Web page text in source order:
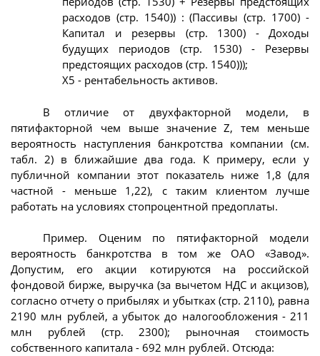
расходов (стр. 1540)) : (Пассивы (стр. 1700) -
Капитал и резервы (стр. 1300) - Доходы
будущих периодов (стр. 1530) - Резервы
предстоящих расходов (стр. 1540)));
Х5 - рентабельность активов.
В отличие от двухфакторной модели, в
пятифакторной чем выше значение Z, тем меньше
вероятность наступления банкротства компании (см.
табл. 2) в ближайшие два года. К примеру, если у
публичной компании этот показатель ниже 1,8 (для
частной - меньше 1,22), с таким клиентом лучше
работать на условиях стопроцентной предоплаты.
Пример. Оценим по пятифакторной модели
вероятность банкротства в том же ОАО «Завод».
Допустим, его акции котируются на российской
фондовой бирже, выручка (за вычетом НДС и акцизов),
согласно отчету о прибылях и убытках (стр. 2110), равна
2190 млн рублей, а убыток до налогообложения - 211
млн рублей (стр. 2300); рыночная стоимость
собственного капитала - 692 млн рублей. Отсюда: